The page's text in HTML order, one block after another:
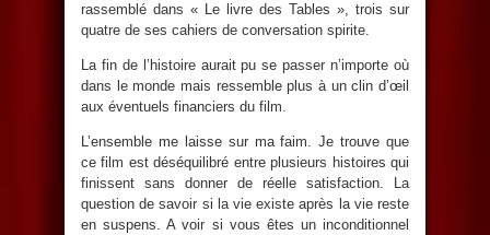
rassemblé dans « Le livre des Tables », trois sur
quatre de ses cahiers de conversation spirite.
La fin de l’histoire aurait pu se passer n’importe où
dans le monde mais ressemble plus à un clin d’œil
aux éventuels financiers du film.
L’ensemble me laisse sur ma faim. Je trouve que
ce film est déséquilibré entre plusieurs histoires qui
finissent sans donner de réelle satisfaction. La
question de savoir si la vie existe après la vie reste
en suspens. A voir si vous êtes un inconditionnel